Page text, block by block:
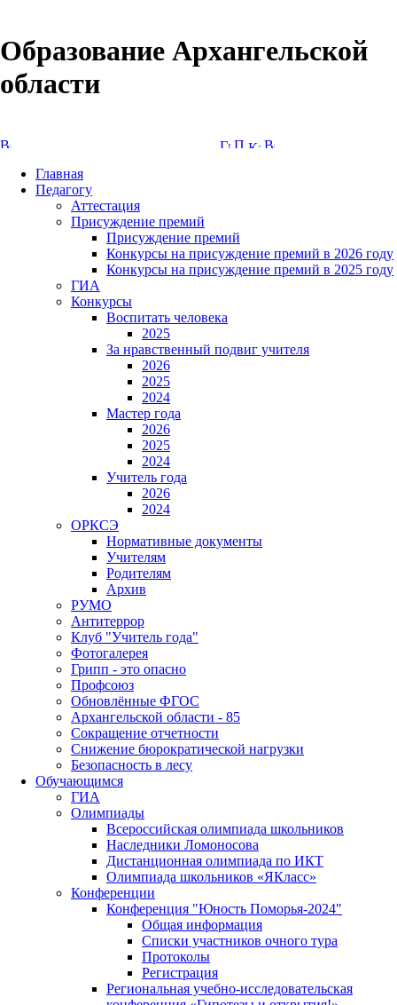
Образование Архангельской
области
Главная
Педагогу
Аттестация
Присуждение премий
Присуждение премий
Конкурсы на присуждение премий в 2026 году
Конкурсы на присуждение премий в 2025 году
ГИА
Конкурсы
Воспитать человека
2025
За нравственный подвиг учителя
2026
2025
2024
Мастер года
2026
2025
2024
Учитель года
2026
2024
ОРКСЭ
Нормативные документы
Учителям
Родителям
Архив
РУМО
Антитеррор
Клуб "Учитель года"
Фотогалерея
Грипп - это опасно
Профсоюз
Обновлённые ФГОС
Архангельской области - 85
Сокращение отчетности
Снижение бюрократической нагрузки
Безопасность в лесу
Обучающимся
ГИА
Олимпиады
Всероссийская олимпиада школьников
Наследники Ломоносова
Дистанционная олимпиада по ИКТ
Олимпиада школьников «ЯКласс»
Конференции
Конференция "Юность Поморья-2024"
Общая информация
Списки участников очного тура
Протоколы
Регистрация
Региональная учебно-исследовательская